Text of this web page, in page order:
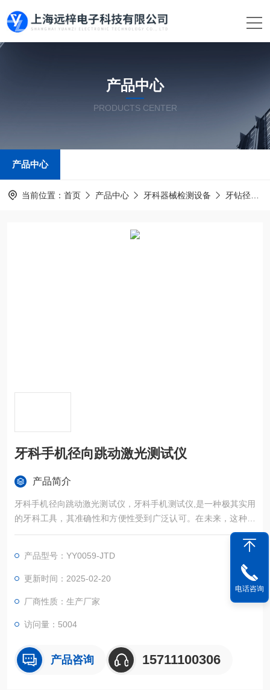
产品中心
PRODUCTS CENTER
产品中心
当前位置： 首页 产品中心 牙科器械检测设备 牙钻径向跳动测试仪
牙科手机径向跳动激光测试仪
产品简介
牙科手机径向跳动激光测试仪，牙科手机测试仪,是一种极其实用
的牙科工具，其准确性和方便性受到广泛认可。在未来，这种测
试仪定将发挥越来越重要的作用。
产品型号：YY0059-JTD
更新时间：2025-02-20
厂商性质：生产厂家
访问量：5004
产品咨询 15711100306
电话咨询